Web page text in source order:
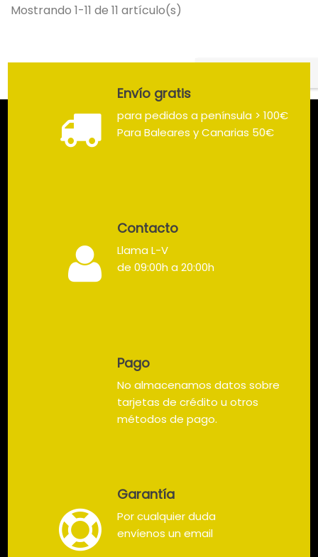
Mostrando 1-11 de 11 artículo(s)
Envío gratis
para pedidos a península > 100€
Para Baleares y Canarias 50€
Contacto
Llama L-V
de 09:00h a 20:00h
Pago
No almacenamos datos sobre
tarjetas de crédito u otros
métodos de pago.
Garantía
Por cualquier duda
envíenos un email